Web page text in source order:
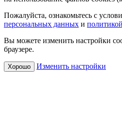
Пожалуйста, ознакомьтесь с
персональных данных и
Вы можете изменить настройки
браузере.
Хорошо Изменить настройки